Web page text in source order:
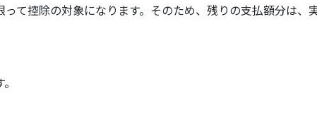
て控除の対象になります。そのため、残りの支払額分は、